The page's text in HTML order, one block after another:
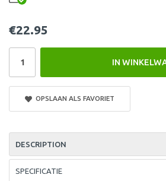
€22.95
IN
OPSLAAN ALS FAVORIET
DESCRIPTION
SPECIFICATIE